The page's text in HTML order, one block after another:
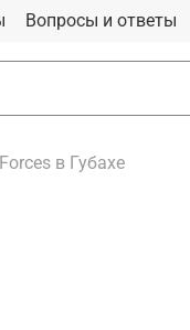
Вопросы и ответы
в Губахе